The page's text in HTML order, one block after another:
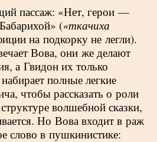
пассаж: «Нет, герои —
(«ткачиха
на подкорку не легли).
Вова, они же делают
а Гвидон их только
полные легкие
чтобы рассказать о роли
волшебной сказки,
Но Вова входит в раж
слово в пушкинистике: